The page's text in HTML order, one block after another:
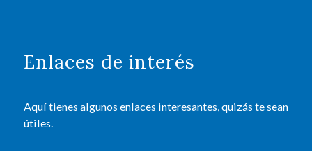
Enlaces de interés
Aquí tienes algunos enlaces interesantes, quizás te sean
útiles.